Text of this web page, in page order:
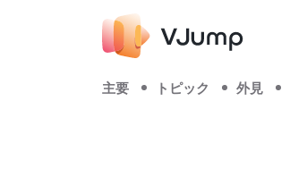
主要 トピック 外見